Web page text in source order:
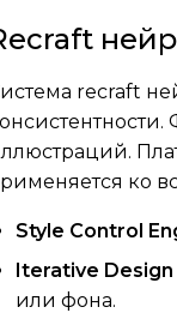
recraft
ко
Style Control
Iterative
или фона.